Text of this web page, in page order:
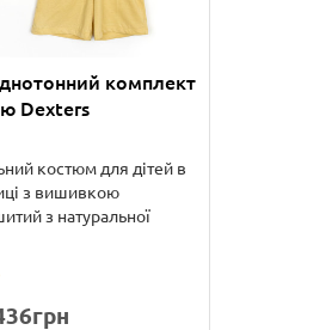
комплект
Dexters
костюм для дітей в
з вишивкою
з натуральної